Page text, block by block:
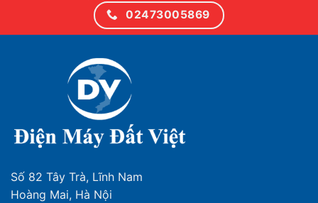
02473005869
Số 82 Tây Trà, Lĩnh Nam
Hoàng Mai, Hà Nội